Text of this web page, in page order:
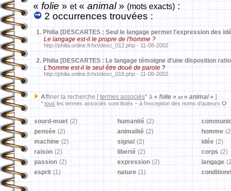
«folie » et« animal» (mots exacts) :
2 occurrences trouvées :
1. Philia [DESCARTES : Seul le langage permet l'expression des
Le langage est-il le propre de l'homme ?
http://philia.online.fr/txt/desc_012.php - 11-08-2002
2. Philia [DESCARTES : Le langage témoigne d'une disposition
L'homme est-il le seul être doué de parole ?
http://philia.online.fr/txt/desc_018.php - 11-08-2002
Affiner la recherche [ termes associés* à « folie » et « animal» ]
* tous les termes associés sont listés − à l'exception des noms d'auteurs
sourd-muet (2) humanité (2)
pensée (2) animalité (2) homme
machine (2) signal (2) idée (2)
raison (2) liberté (2) corps (2)
passion (2) expression (2) langage
esprit (1) nature (1)